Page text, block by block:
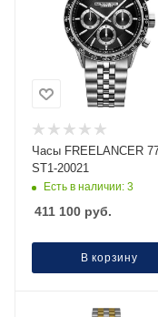
Часы FREELANCER
ST1-20021
Есть в наличии: 3
411 100 руб.
В корзину